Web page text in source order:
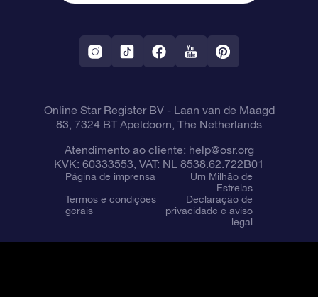
Aplicativo RV Fly me to the stars
Constelações
Online Star Register BV- Laan van de Maagd
83, 7324 BT Apeldoorn, The Netherlands
Atendimento ao cliente: help@osr.org
KVK: 60333553, VAT: NL 8538.62.722B01
Página de imprensa
Um Milhão de
Estrelas
Termos e condições
gerais
Declaração de
privacidade e aviso
legal